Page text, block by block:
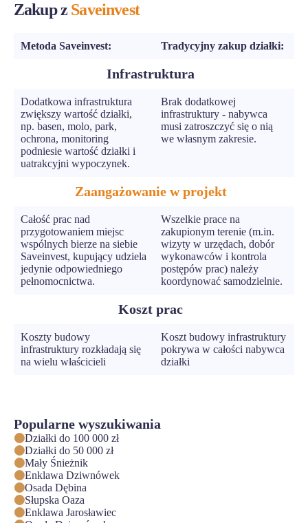
Zakup z Saveinvest
Metoda Saveinvest: Tradycyjny zakup działki:
Infrastruktura
Dodatkowa infrastruktura
zwiększy wartość działki,
np. basen, molo, park,
ochrona, monitoring
podniesie wartość działki i
uatrakcyjni wypoczynek.
Brak dodatkowej
infrastruktury - nabywca
musi zatroszczyć się o nią
we własnym zakresie.
Zaangażowanie w projekt
Całość prac nad
przygotowaniem miejsc
wspólnych bierze na siebie
Saveinvest, kupujący udziela
jedynie odpowiedniego
pełnomocnictwa.
Wszelkie prace na
zakupionym terenie (m.in.
wizyty w urzędach, dobór
wykonawców i kontrola
postępów prac) należy
koordynować samodzielnie.
Koszt prac
Koszty budowy
infrastruktury rozkładają się
na wielu właścicieli
Koszt budowy infrastruktury
pokrywa w całości nabywca
działki
Popularne wyszukiwania
Działki do 100 000 zł
Działki do 50 000 zł
Mały Śnieżnik
Enklawa Dziwnówek
Osada Dębina
Słupska Oaza
Enklawa Jarosławiec